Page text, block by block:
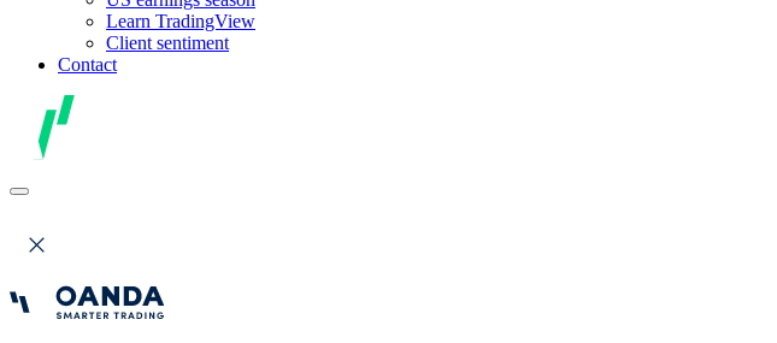
Learn TradingView
Client sentiment
Contact